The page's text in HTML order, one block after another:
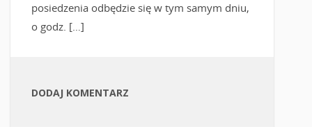
posiedzenia odbędzie się w tym samym dniu,
o godz. […]
DODAJ KOMENTARZ